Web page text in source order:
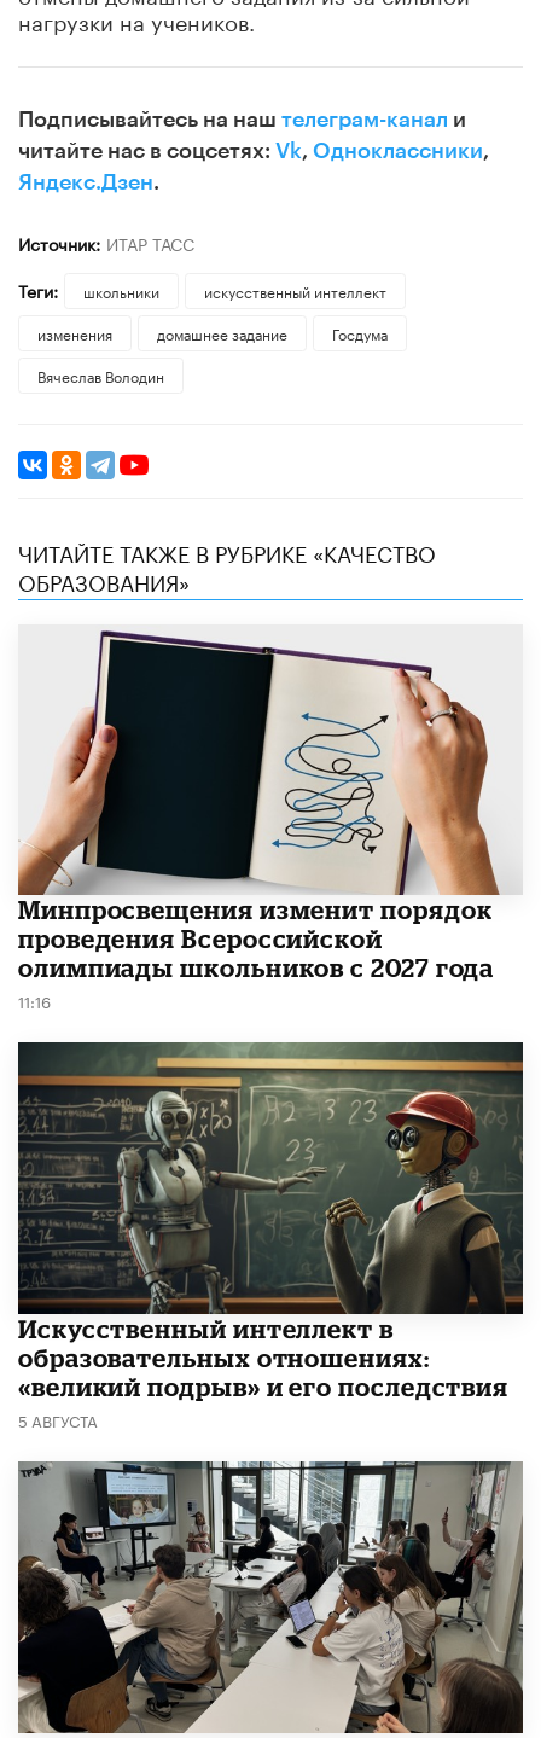
нагрузки на учеников.
Подписывайтесь на наш телеграм-канал и
читайте нас в соцсетях: Vk, Одноклассники,
Яндекс.Дзен.
Источник: ИТАР ТАСС
Теги:
школьники
искусственный интеллект
изменения
домашнее задание
Госдума
Вячеслав Володин
ЧИТАЙТЕ ТАКЖЕ В РУБРИКЕ «КАЧЕСТВО
ОБРАЗОВАНИЯ»
Минпросвещения изменит порядок
проведения Всероссийской
олимпиады школьников с 2027 года
11:16
​Искусственный интеллект в
образовательных отношениях:
«великий подрыв» и его последствия
5 АВГУСТА